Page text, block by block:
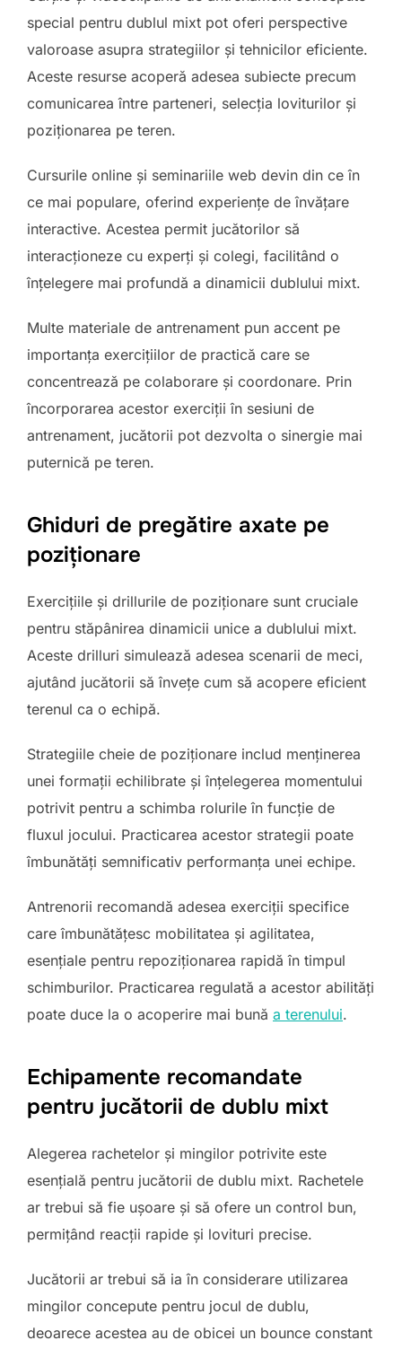
special pentru dublul mixt pot oferi perspective
valoroase asupra strategiilor și tehnicilor eficiente.
Aceste resurse acoperă adesea subiecte precum
comunicarea între parteneri, selecția loviturilor și
poziționarea pe teren.
Cursurile online și seminariile web devin din ce în
ce mai populare, oferind experiențe de învățare
interactive. Acestea permit jucătorilor să
interacționeze cu experți și colegi, facilitând o
înțelegere mai profundă a dinamicii dublului mixt.
Multe materiale de antrenament pun accent pe
importanța exercițiilor de practică care se
concentrează pe colaborare și coordonare. Prin
încorporarea acestor exerciții în sesiuni de
antrenament, jucătorii pot dezvolta o sinergie mai
puternică pe teren.
Ghiduri de pregătire axate pe
poziționare
Exercițiile și drillurile de poziționare sunt cruciale
pentru stăpânirea dinamicii unice a dublului mixt.
Aceste drilluri simulează adesea scenarii de meci,
ajutând jucătorii să învețe cum să acopere eficient
terenul ca o echipă.
Strategiile cheie de poziționare includ menținerea
unei formații echilibrate și înțelegerea momentului
potrivit pentru a schimba rolurile în funcție de
fluxul jocului. Practicarea acestor strategii poate
îmbunătăți semnificativ performanța unei echipe.
Antrenorii recomandă adesea exerciții specifice
care îmbunătățesc mobilitatea și agilitatea,
esențiale pentru repoziționarea rapidă în timpul
schimburilor. Practicarea regulată a acestor abilități
poate duce la o acoperire mai bună a terenului.
Echipamente recomandate
pentru jucătorii de dublu mixt
Alegerea rachetelor și mingilor potrivite este
esențială pentru jucătorii de dublu mixt. Rachetele
ar trebui să fie ușoare și să ofere un control bun,
permițând reacții rapide și lovituri precise.
Jucătorii ar trebui să ia în considerare utilizarea
mingilor concepute pentru jocul de dublu,
deoarece acestea au de obicei un bounce constant